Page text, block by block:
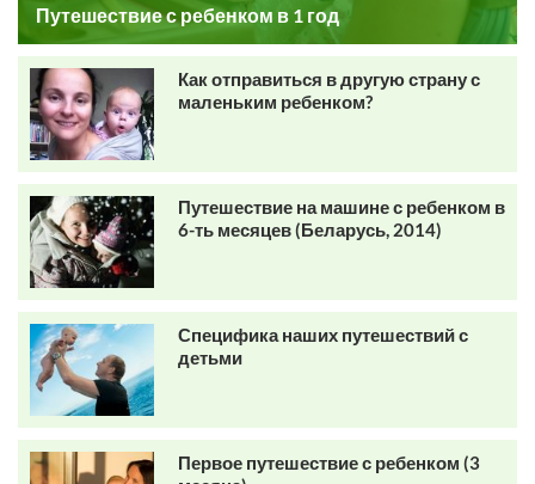
Путешествие с ребенком в 1 год
Как отправиться в другую страну с
маленьким ребенком?
Путешествие на машине с ребенком в
6-ть месяцев (Беларусь, 2014)
Специфика наших путешествий с
детьми
Первое путешествие с ребенком (3